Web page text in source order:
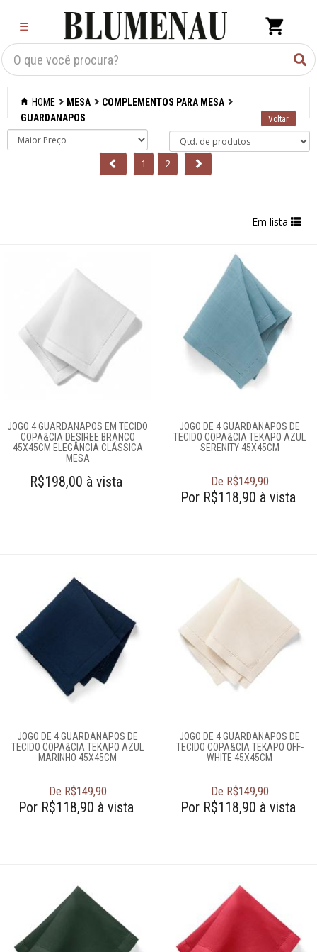
☰
Criar Lista×
Organização
Cozinha
Eletros
Café e chá
Complementos
para mesa
Açucareiros
Cestas
Descanso de
panelas
Descanso de
Jogo para queijo
Lugar americano
Porta-adoçantes
Porta-guardanapo
Saleiro e
pimenteiro
Sousplats
Toalhas de mesa
Louças
HOME MESA
COMPLEMENTOS PARA MESA
GUARDANAPOS
1 2
Em lista
JOGO 4 GUARDANAPOS EM TECIDO
COPA&CIA DESIREE BRANCO
45X45CM ELEGÂNCIA CLÁSSICA
MESA
R$198,00 à vista
JOGO DE 4 GUARDANAPOS DE
TECIDO COPA&CIA TEKAPO AZUL
SERENITY 45X45CM
De R$149,90
Por R$118,90 à vista
JOGO DE 4 GUARDANAPOS DE
TECIDO COPA&CIA TEKAPO AZUL
MARINHO 45X45CM
De R$149,90
Por R$118,90 à vista
JOGO DE 4 GUARDANAPOS DE
TECIDO COPA&CIA TEKAPO OFF-
WHITE 45X45CM
De R$149,90
Por R$118,90 à vista